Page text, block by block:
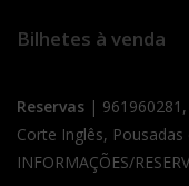
Bilhetes à venda
Reservas | 961960281,
Corte Inglês, Pousadas
INFORMAÇÕES/